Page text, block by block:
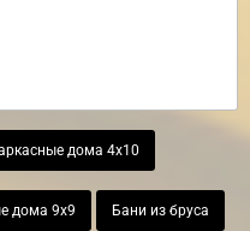
дома 4х10
дома 9х9 Бани из бруса